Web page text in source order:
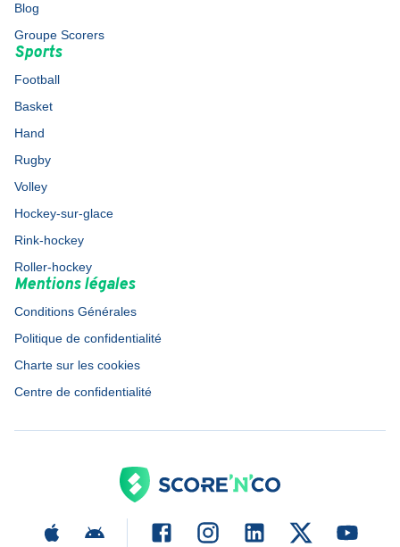
Blog
Groupe Scorers
Sports
Football
Basket
Hand
Rugby
Volley
Hockey-sur-glace
Rink-hockey
Roller-hockey
Mentions légales
Conditions Générales
Politique de confidentialité
Charte sur les cookies
Centre de confidentialité